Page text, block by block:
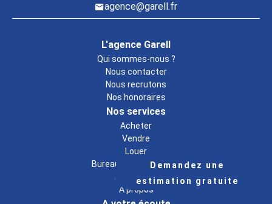
Demandez une
estimation gratuite
agence@garell.fr
L'agence Garell
Qui sommes-nous ?
Nous contacter
Nous recrutons
Nos honoraires
Nos services
Acheter
Vendre
Louer
Bureaux & commerces
Estimation
A propos